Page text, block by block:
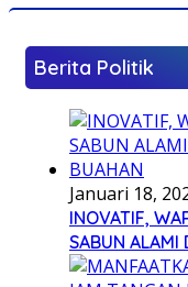
Berita Politik
Januari 18,
INOVATIF,
SABUN ALAMI